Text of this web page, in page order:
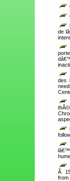
de
des
Ã
from